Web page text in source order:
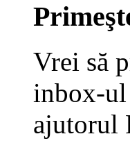
Vrei să
inbox-ul
ajutorul